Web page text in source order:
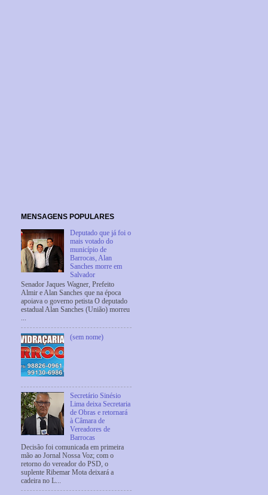
MENSAGENS POPULARES
Deputado que já foi o
mais votado do
município de
Barrocas, Alan
Sanches morre em
Salvador
Senador Jaques Wagner, Prefeito
Almir e Alan Sanches que na época
apoiava o governo petista O deputado
estadual Alan Sanches (União) morreu
...
(sem nome)
Secretário Sinésio
Lima deixa Secretaria
de Obras e retornará
à Câmara de
Vereadores de
Barrocas
Decisão foi comunicada em primeira
mão ao Jornal Nossa Voz; com o
retorno do vereador do PSD, o
suplente Ribemar Mota deixará a
cadeira no L...